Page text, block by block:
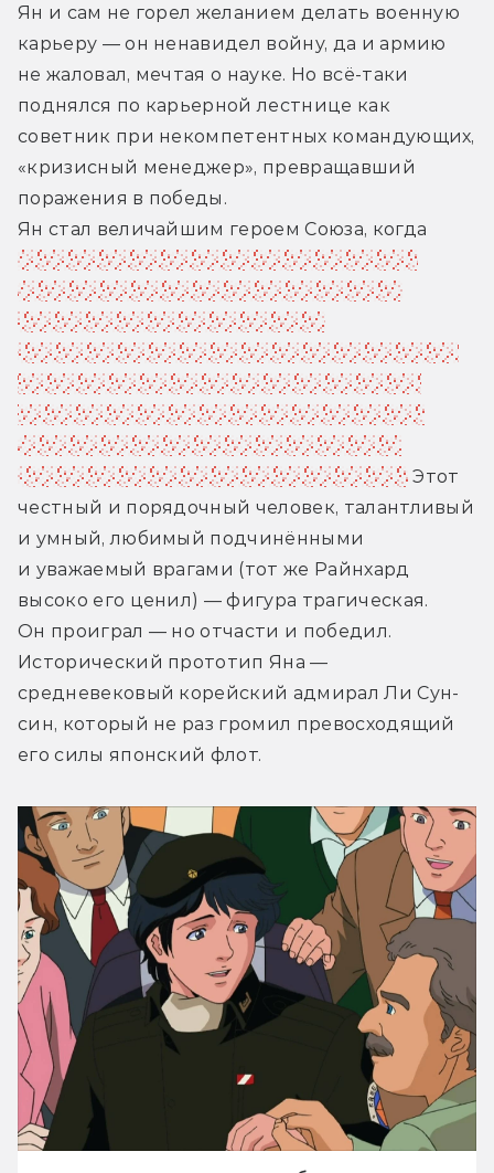
Ян и сам не горел желанием делать военную
карьеру — он ненавидел войну, да и армию
не жаловал, мечтая о науке. Но всё-таки
поднялся по карьерной лестнице как
советник при некомпетентных командующих,
«кризисный менеджер», превращавший
поражения в победы.
небольшими силами захватил крепость
Изерлон — огромную боевую станцию,
которая контролировала один
из космических туннелей. Вэньли надеялся,
что захват ключевой крепости позволит
заключить с Рейхом долгожданный мир.
Но взятие Изерлона вскружило голову
властям Союза, и война продолжилась... Этот
честный и порядочный человек, талантливый
и умный, любимый подчинёнными
и уважаемый врагами (тот же Райнхард
высоко его ценил) — фигура трагическая.
Он проиграл — но отчасти и победил.
Исторический прототип Яна —
средневековый корейский адмирал Ли Сун-
син, который не раз громил превосходящий
его силы японский флот.